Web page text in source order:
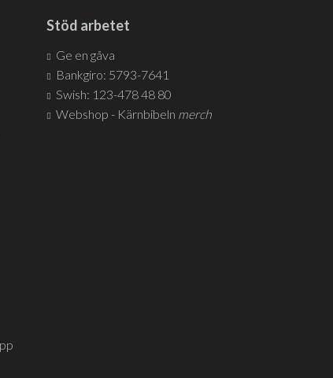
Stöd arbetet
Ge en gåva
Bankgiro: 5793-7641
Swish: 123-478 48 80
Webshop - Kärnbibeln merch